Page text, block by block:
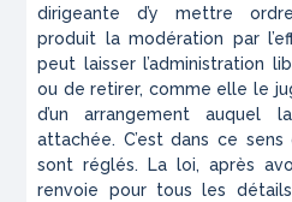
dirigeante d’y mettre
produit la modération par
peut laisser l’administration
ou de retirer, comme elle le
d’un arrangement auquel
attachée. C’est dans ce
sont réglés. La loi, après
renvoie pour tous les